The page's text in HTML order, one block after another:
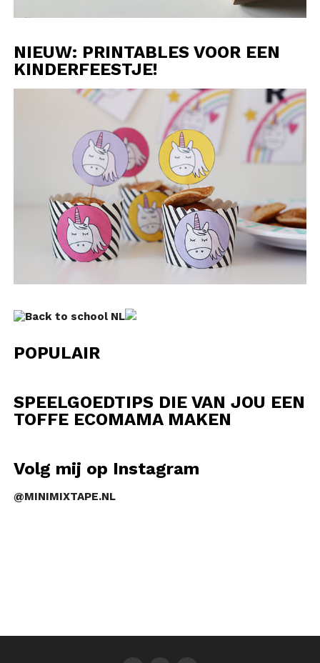
NIEUW: PRINTABLES VOOR EEN
KINDERFEESTJE!
POPULAIR
SPEELGOEDTIPS DIE VAN JOU EEN
TOFFE ECOMAMA MAKEN
Volg mij op Instagram
@MINIMIXTAPE.NL